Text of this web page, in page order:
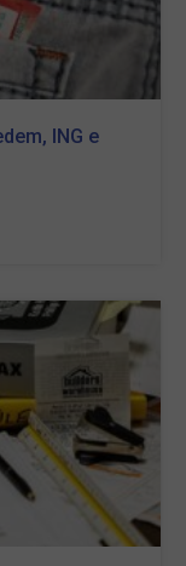
ING e